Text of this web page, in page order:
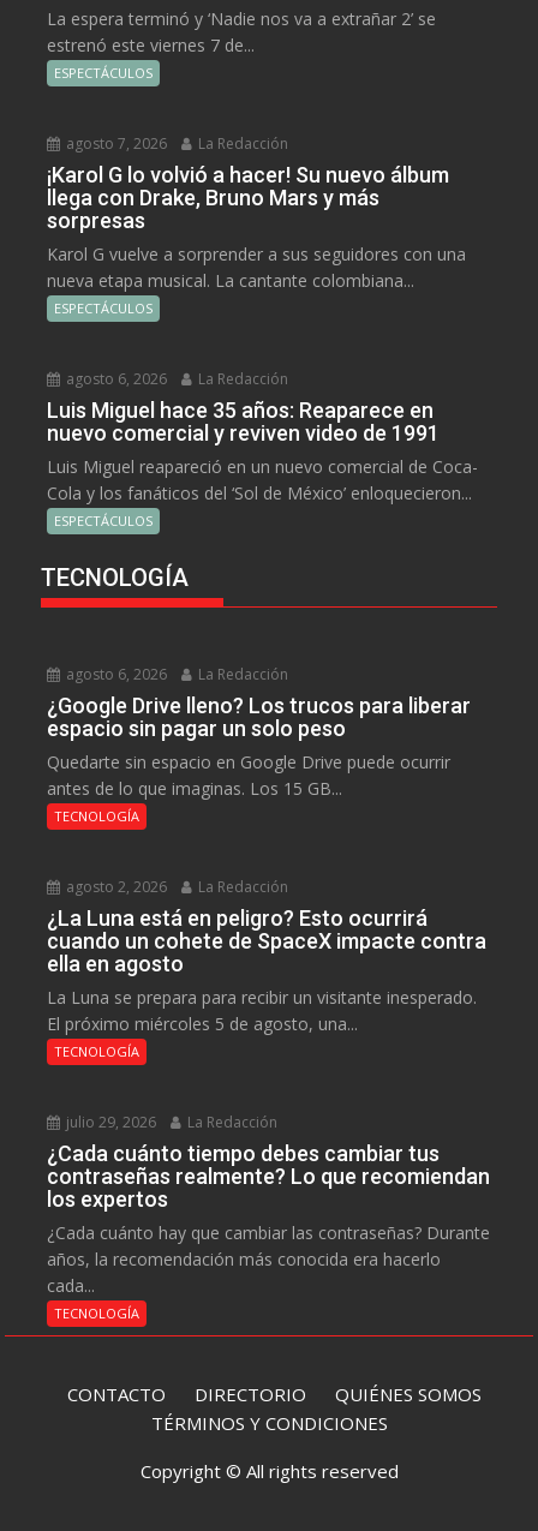
La espera terminó y ‘Nadie nos va a extrañar 2’ se
estrenó este viernes 7 de...
ESPECTÁCULOS
agosto 7, 2026 La Redacción
¡Karol G lo volvió a hacer! Su nuevo álbum
llega con Drake, Bruno Mars y más
sorpresas
Karol G vuelve a sorprender a sus seguidores con una
nueva etapa musical. La cantante colombiana...
ESPECTÁCULOS
agosto 6, 2026 La Redacción
Luis Miguel hace 35 años: Reaparece en
nuevo comercial y reviven video de 1991
Luis Miguel reapareció en un nuevo comercial de Coca-
Cola y los fanáticos del ‘Sol de México’ enloquecieron...
ESPECTÁCULOS
TECNOLOGÍA
agosto 6, 2026 La Redacción
¿Google Drive lleno? Los trucos para liberar
espacio sin pagar un solo peso
Quedarte sin espacio en Google Drive puede ocurrir
antes de lo que imaginas. Los 15 GB...
TECNOLOGÍA
agosto 2, 2026 La Redacción
¿La Luna está en peligro? Esto ocurrirá
cuando un cohete de SpaceX impacte contra
ella en agosto
La Luna se prepara para recibir un visitante inesperado.
El próximo miércoles 5 de agosto, una...
TECNOLOGÍA
julio 29, 2026 La Redacción
¿Cada cuánto tiempo debes cambiar tus
contraseñas realmente? Lo que recomiendan
los expertos
¿Cada cuánto hay que cambiar las contraseñas? Durante
años, la recomendación más conocida era hacerlo
cada...
TECNOLOGÍA
CONTACTO DIRECTORIO QUIÉNES SOMOS
TÉRMINOS Y CONDICIONES
Copyright © All rights reserved